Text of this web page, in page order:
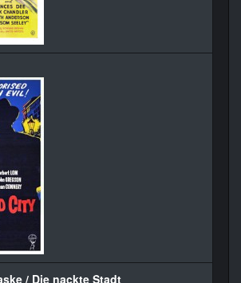
/ Die nackte Stadt